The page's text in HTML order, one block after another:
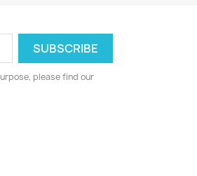
please find our